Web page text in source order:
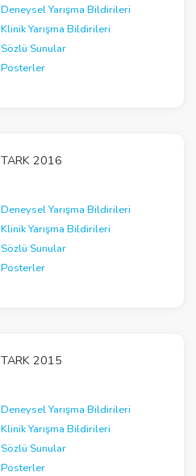
Deneysel Yarışma Bildirileri
Klinik Yarışma Bildirileri
Sözlü Sunular
Posterler
TARK 2016
Deneysel Yarışma Bildirileri
Klinik Yarışma Bildirileri
Sözlü Sunular
Posterler
TARK 2015
Deneysel Yarışma Bildirileri
Klinik Yarışma Bildirileri
Sözlü Sunular
Posterler